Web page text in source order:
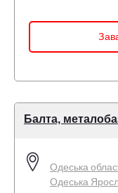
Балта,
Одеська
Одеська